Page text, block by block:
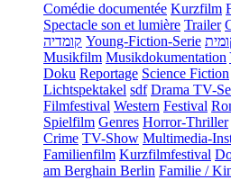
Comédie documentée Kurzfilm
Spectacle son et lumière Trailer
קומדיה Young-Fiction-Serie
Musikfilm Musikdokumentation
Doku Reportage Science Fiction
Lichtspektakel sdf Drama TV-
Filmfestival Western Festival
Spielfilm Genres Horror-Thriller
Crime TV-Show Multimedia-
Familienfilm Kurzfilmfestival
am Berghain Berlin Familie /